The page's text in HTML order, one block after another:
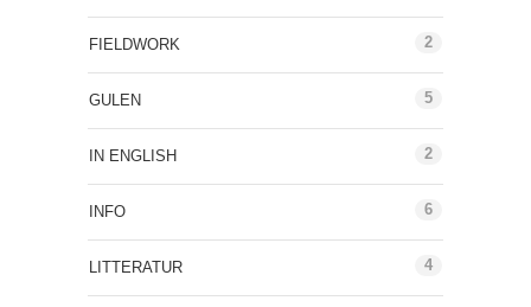
FIELDWORK 2
GULEN 5
IN ENGLISH 2
INFO 6
LITTERATUR 4